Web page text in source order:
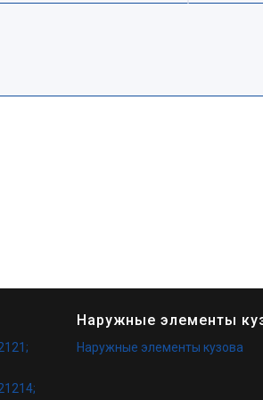
Наружные элементы
Наружные элементы кузова